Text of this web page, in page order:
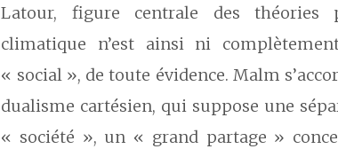
Latour, figure centrale des théories
climatique n’est ainsi ni
« social », de toute évidence. Malm
dualisme cartésien, qui suppose une
« société », un « grand partage »